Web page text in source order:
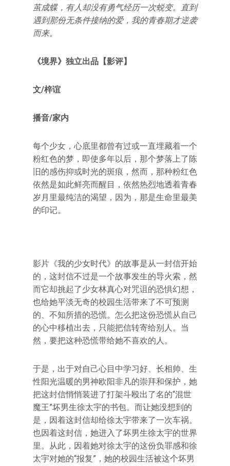
茧成蝶，有人却没有勇气经历一次蜕变。直到
遇到那份无条件接纳的爱，我的青春期才逆袭
而来。
《境界》独立出品【影评】
文/梓谊
播音/家内
每个少女，心底里都曾有过或一直埋藏着一个
粉红色的梦，即使多年以后，那个梦落上了陈
旧的感伤抑或时光的斑痕，然而，那种粉红色
依然是如此鲜亮而醒目，依然热烈地透着青春
岁月里最纯洁的渴望，因为，那是生命里最美
的印记。
影片《我的少女时代》的故事是从一封信开始
的，这封信不过是一个故事发生的导火索，然
而它却挑起了少女林真心对咒诅的恐惧幻想，
也给她平淡无奇的校园生活带来了不可预测
的、不知所措的恐慌。怎么把这份恐慌从自己
的心中移植出去，只能把信转寄给别人。当
然，要把这种恐慌带给她不喜欢的人。
于是，出于对自己心目中学习好、长相帅、生
性阳光温暖的男神欧阳非凡的崇拜和保护，她
把这封信悄悄装进了打架斗殴出了名的“混世
魔王”坏男生徐太宇的书包。而让她没想到的
是，因着这封信却给徐太宇带来了一次车祸。
也因着这封信，她进入了坏男生徐太宇的世界
里。从此，因着她对徐太宇的这份负罪感和徐
太宇对她的“报复”，她的校园生活被这个坏男